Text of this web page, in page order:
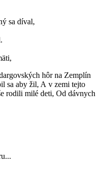
sa díval,
hôr na Zemplín
sa aby žil, A v zemi tejto
rodili milé deti, Od dávnych